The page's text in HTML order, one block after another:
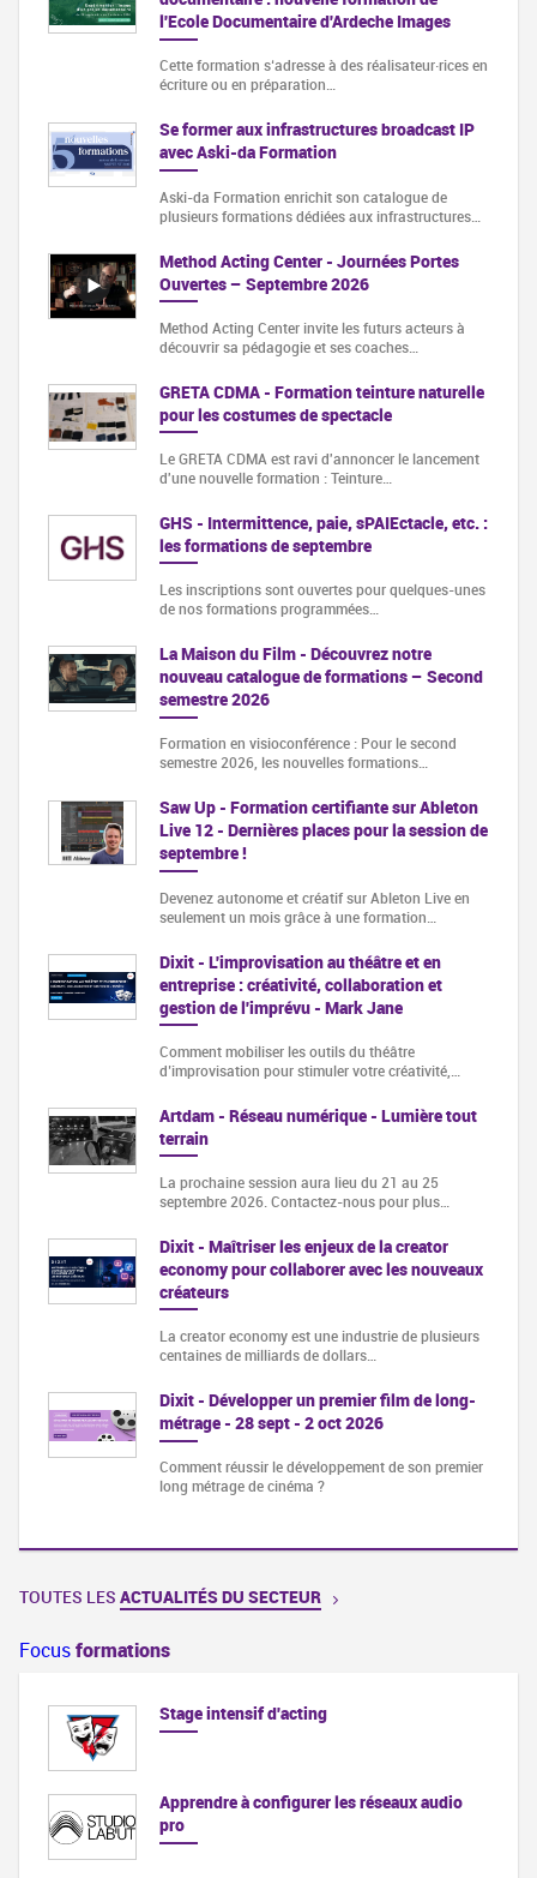
l'Ecole Documentaire d'Ardeche Images
Cette formation s‘adresse à des réalisateur·rices en
écriture ou en préparation…
Se former aux infrastructures broadcast IP
avec Aski-da Formation
Aski-da Formation enrichit son catalogue de
plusieurs formations dédiées aux infrastructures…
Method Acting Center - Journées Portes
Ouvertes – Septembre 2026
Method Acting Center invite les futurs acteurs à
découvrir sa pédagogie et ses coaches…
GRETA CDMA - Formation teinture naturelle
pour les costumes de spectacle
Le GRETA CDMA est ravi d'annoncer le lancement
d'une nouvelle formation : Teinture…
GHS - Intermittence, paie, sPAIEctacle, etc. :
les formations de septembre
Les inscriptions sont ouvertes pour quelques-unes
de nos formations programmées…
La Maison du Film - Découvrez notre
nouveau catalogue de formations – Second
semestre 2026
Formation en visioconférence : Pour le second
semestre 2026, les nouvelles formations…
Saw Up - Formation certifiante sur Ableton
Live 12 - Dernières places pour la session de
septembre !
Devenez autonome et créatif sur Ableton Live en
seulement un mois grâce à une formation…
Dixit - L'improvisation au théâtre et en
entreprise : créativité, collaboration et
gestion de l'imprévu - Mark Jane
Comment mobiliser les outils du théâtre
d’improvisation pour stimuler votre créativité,…
Artdam - Réseau numérique - Lumière tout
terrain
La prochaine session aura lieu du 21 au 25
septembre 2026. Contactez-nous pour plus…
Dixit - Maîtriser les enjeux de la creator
economy pour collaborer avec les nouveaux
créateurs
La creator economy est une industrie de plusieurs
centaines de milliards de dollars…
Dixit - Développer un premier film de long-
métrage - 28 sept - 2 oct 2026
Comment réussir le développement de son premier
long métrage de cinéma ?
TOUTES LES ACTUALITÉS DU SECTEUR
Focusformations
Stage intensif d'acting
Apprendre à configurer les réseaux audio
pro